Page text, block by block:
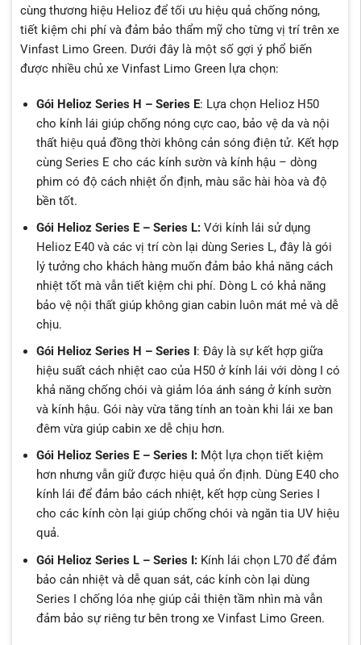
cùng thương hiệu Helioz để tối ưu hiệu quả chống nóng,
tiết kiệm chi phí và đảm bảo thẩm mỹ cho từng vị trí trên xe
Vinfast Limo Green. Dưới đây là một số gợi ý phổ biến
được nhiều chủ xe Vinfast Limo Green lựa chọn:
Gói Helioz Series H – Series E: Lựa chọn Helioz H50
cho kính lái giúp chống nóng cực cao, bảo vệ da và nội
thất hiệu quả đồng thời không cản sóng điện tử. Kết hợp
cùng Series E cho các kính sườn và kính hậu – dòng
phim có độ cách nhiệt ổn định, màu sắc hài hòa và độ
bền tốt.
Gói Helioz Series E – Series L:Với kính lái sử dụng
Helioz E40 và các vị trí còn lại dùng Series L, đây là gói
lý tưởng cho khách hàng muốn đảm bảo khả năng cách
nhiệt tốt mà vẫn tiết kiệm chi phí. Dòng L có khả năng
bảo vệ nội thất giúp không gian cabin luôn mát mẻ và dễ
chịu.
Gói Helioz Series H – Series I: Đây là sự kết hợp giữa
hiệu suất cách nhiệt cao của H50 ở kính lái với dòng I có
khả năng chống chói và giảm lóa ánh sáng ở kính sườn
và kính hậu. Gói này vừa tăng tính an toàn khi lái xe ban
đêm vừa giúp cabin xe dễ chịu hơn.
Gói Helioz Series E – Series I:Một lựa chọn tiết kiệm
hơn nhưng vẫn giữ được hiệu quả ổn định. Dùng E40 cho
kính lái để đảm bảo cách nhiệt, kết hợp cùng Series I
cho các kính còn lại giúp chống chói và ngăn tia UV hiệu
quả.
Gói Helioz Series L – Series I:Kính lái chọn L70 để đảm
bảo cản nhiệt và dễ quan sát, các kính còn lại dùng
Series I chống lóa nhẹ giúp cải thiện tầm nhìn mà vẫn
đảm bảo sự riêng tư bên trong xe Vinfast Limo Green.